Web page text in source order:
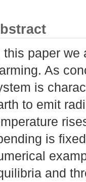
this paper we
As
is
to emit
is
and